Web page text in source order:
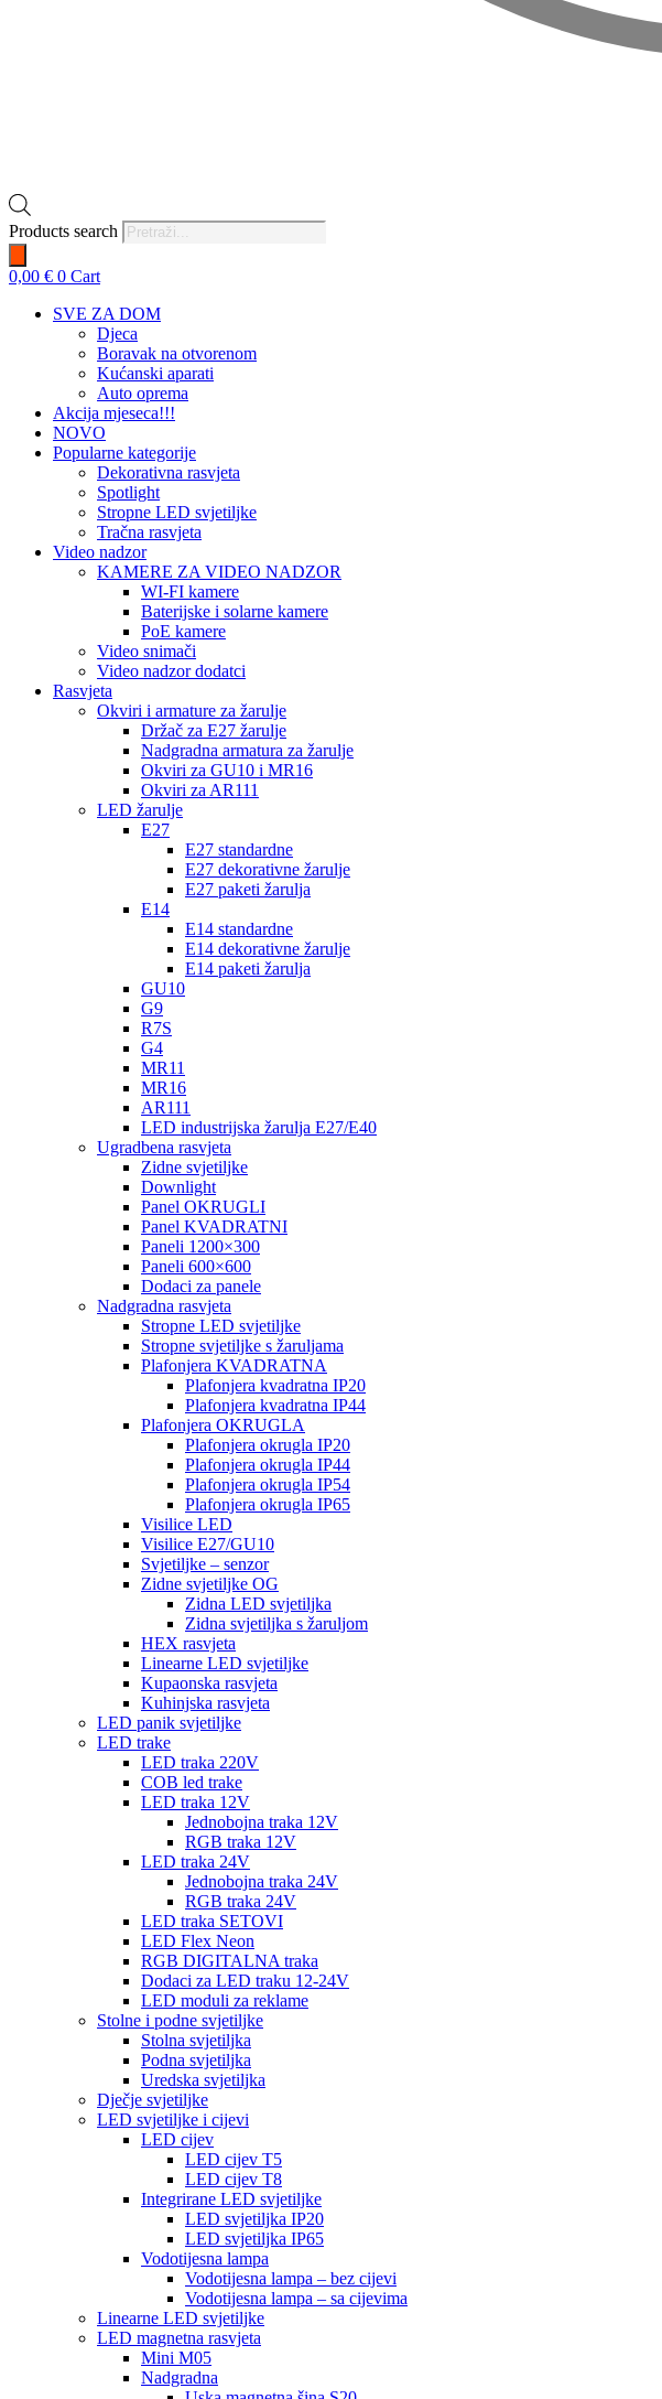
Products search
0,00 € 0 Cart
SVE ZA DOM
Djeca
Boravak na otvorenom
Kućanski aparati
Auto oprema
Akcija mjeseca!!!
NOVO
Popularne kategorije
Dekorativna rasvjeta
Spotlight
Stropne LED svjetiljke
Tračna rasvjeta
Video nadzor
KAMERE ZA VIDEO NADZOR
WI-FI kamere
Baterijske i solarne kamere
PoE kamere
Video snimači
Video nadzor dodatci
Rasvjeta
Okviri i armature za žarulje
Držač za E27 žarulje
Nadgradna armatura za žarulje
Okviri za GU10 i MR16
Okviri za AR111
LED žarulje
E27
E27 standardne
E27 dekorativne žarulje
E27 paketi žarulja
E14
E14 standardne
E14 dekorativne žarulje
E14 paketi žarulja
GU10
G9
R7S
G4
MR11
MR16
AR111
LED industrijska žarulja E27/E40
Ugradbena rasvjeta
Zidne svjetiljke
Downlight
Panel OKRUGLI
Panel KVADRATNI
Paneli 1200×300
Paneli 600×600
Dodaci za panele
Nadgradna rasvjeta
Stropne LED svjetiljke
Stropne svjetiljke s žaruljama
Plafonjera KVADRATNA
Plafonjera kvadratna IP20
Plafonjera kvadratna IP44
Plafonjera OKRUGLA
Plafonjera okrugla IP20
Plafonjera okrugla IP44
Plafonjera okrugla IP54
Plafonjera okrugla IP65
Visilice LED
Visilice E27/GU10
Svjetiljke – senzor
Zidne svjetiljke OG
Zidna LED svjetiljka
Zidna svjetiljka s žaruljom
HEX rasvjeta
Linearne LED svjetiljke
Kupaonska rasvjeta
Kuhinjska rasvjeta
LED panik svjetiljke
LED trake
LED traka 220V
COB led trake
LED traka 12V
Jednobojna traka 12V
RGB traka 12V
LED traka 24V
Jednobojna traka 24V
RGB traka 24V
LED traka SETOVI
LED Flex Neon
RGB DIGITALNA traka
Dodaci za LED traku 12-24V
LED moduli za reklame
Stolne i podne svjetiljke
Stolna svjetiljka
Podna svjetiljka
Uredska svjetiljka
Dječje svjetiljke
LED svjetiljke i cijevi
LED cijev
LED cijev T5
LED cijev T8
Integrirane LED svjetiljke
LED svjetiljka IP20
LED svjetiljka IP65
Vodotijesna lampa
Vodotijesna lampa – bez cijevi
Vodotijesna lampa – sa cijevima
Linearne LED svjetiljke
LED magnetna rasvjeta
Mini M05
Nadgradna